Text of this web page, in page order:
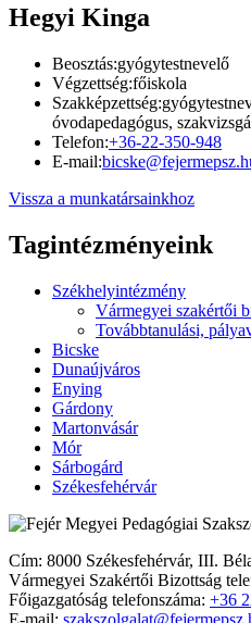
Hegyi Kinga
Beosztás:gyógytestnevelő
Végzettség:főiskola
Szakképzettség:
óvodapedagógus,
Telefon:+36-22-350-948
E-mail:
Vissza a munkatársainkhoz
Tagintézményeink
Székhelyintézmény
Vármegyei szakértői
Továbbtanulási,
Bicske
Dunaújváros
Enying
Gárdony
Martonvásár
Mór
Sárbogárd
Székesfehérvár
Cím: 8000 Székesfehérvár, III.
Vármegyei Szakértői Bizottság
Főigazgatóság telefonszáma: +36
E-mail: